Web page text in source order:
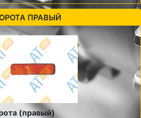
ПРАВЫЙ
(правый)